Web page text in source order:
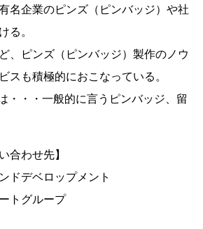
名企業のピンズ（ピンバッジ）や社
る。
、ピンズ（ピンバッジ）製作のノウ
スも積極的におこなっている。
・・・一般的に言うピンバッジ、留
合わせ先】
ドデベロップメント
トグループ